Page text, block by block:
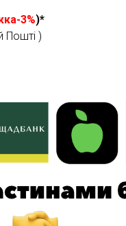
3%)*
Пошті )